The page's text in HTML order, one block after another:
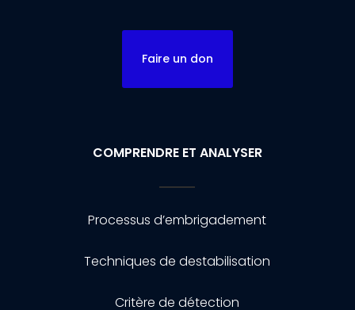
Faire un don
COMPRENDRE ET ANALYSER
Processus d’embrigadement
Techniques de destabilisation
Critère de détection